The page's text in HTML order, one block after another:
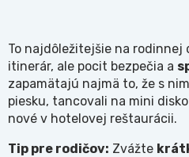
To najdôležitejšie na rodinnej
itinerár, ale pocit bezpečia a
zapamätajú najmä to, že s
piesku, tancovali na mini
nové v hotelovej reštaurácii.
Tip pre rodičov: Zvážte